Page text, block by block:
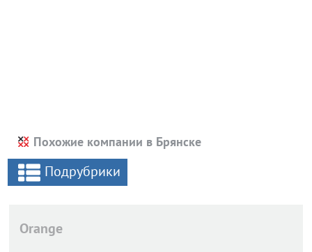
Похожие компании в Брянске
Подрубрики
Orange